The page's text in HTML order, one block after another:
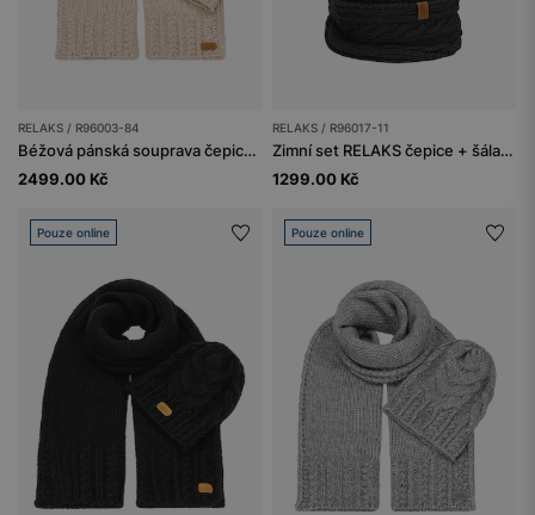
RELAKS / R96003-84
Béžová pánská souprava čepice + šál z merino vlny
2499.00 Kč
RELAKS / R96017-11
Zimní set RELAKS čepice + šála s příměsí vlny
1299.00 Kč
Pouze online Pouze online